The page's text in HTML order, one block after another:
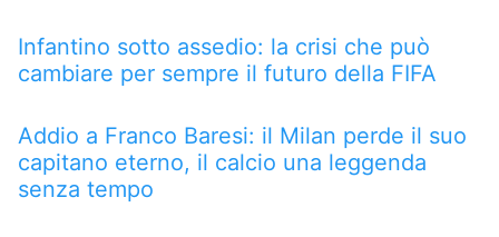
Infantino sotto assedio: la crisi che può
cambiare per sempre il futuro della FIFA
Addio a Franco Baresi: il Milan perde il suo
capitano eterno, il calcio una leggenda
senza tempo